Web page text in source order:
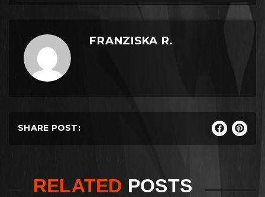
FRANZISKA R.
SHARE POST:
RELATED POSTS